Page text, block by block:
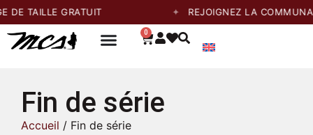
GRATUIT REJOIGNEZ LA
0
Fin de série
Accueil / Fin de série